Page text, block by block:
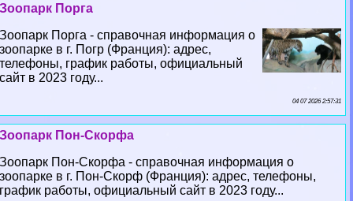
Зоопарк Порга
Зоопарк Порга - справочная информация о
зоопарке в г. Погр (Франция): адрес,
телефоны, график работы, официальный
сайт в 2023 году...
04 07 2026 2:57:31
Зоопарк Пон-Скорфа
Зоопарк Пон-Скорфа - справочная информация о
зоопарке в г. Пон-Скорф (Франция): адрес, телефоны,
график работы, официальный сайт в 2023 году...